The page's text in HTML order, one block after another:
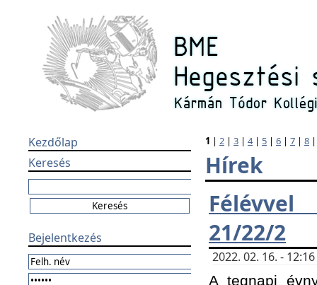
Kezdőlap
Keresés
Bejelentkezés
1 | 2 | 3 | 4| 5 | 6 | 7 | 8
Hírek
21/22/2
2022. 02. 16. -
A tegnapi